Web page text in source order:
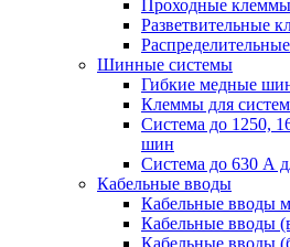
Проходные клеммы
Разветвительные
Шинные системы
Гибкие медные
Клеммы для
Система до 1250,
шин
Система до 630 А
Кабельные вводы
Кабельные вводы
Кабельные вводы